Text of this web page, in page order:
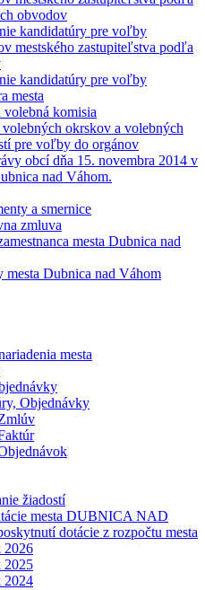
obvodov
kandidatúry pre voľby
mestského zastupiteľstva podľa
kandidatúry pre voľby
mesta
volebná komisia
okrskov a volebných
pre voľby do orgánov
obcí dňa 15. novembra 2014 v
nad Váhom.
a smernice
zmluva
mesta Dubnica nad
mesta Dubnica nad Váhom
mesta
Objednávky
žiadostí
mesta DUBNICA NAD
dotácie z rozpočtu mesta
2026
2025
2024